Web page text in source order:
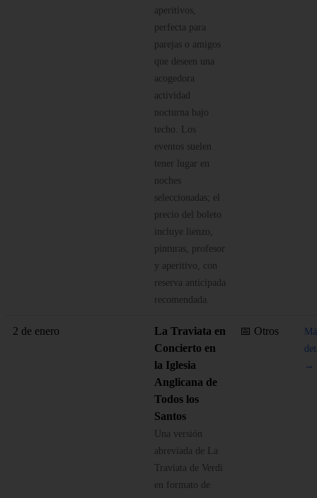
aperitivos,
perfecta para
parejas o amigos
que deseen una
acogedora
actividad
nocturna bajo
techo. Los
eventos suelen
tener lugar en
noches
seleccionadas; el
precio del boleto
incluye lienzo,
pinturas, profesor
y aperitivo, con
reserva anticipada
recomendada.
2 de enero
La Traviata en
Concierto en
la Iglesia
Anglicana de
Todos los
Santos
Una versión
abreviada de La
Traviata de Verdi
en formato de
📅 Otros
→